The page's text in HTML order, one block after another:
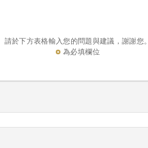
請於下方表格輸入您的問題與建議，謝謝您。
為必填欄位